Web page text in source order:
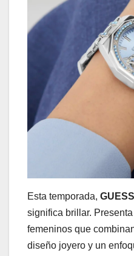
Esta temporada,
significa brillar.
femeninos que
diseño joyero y un